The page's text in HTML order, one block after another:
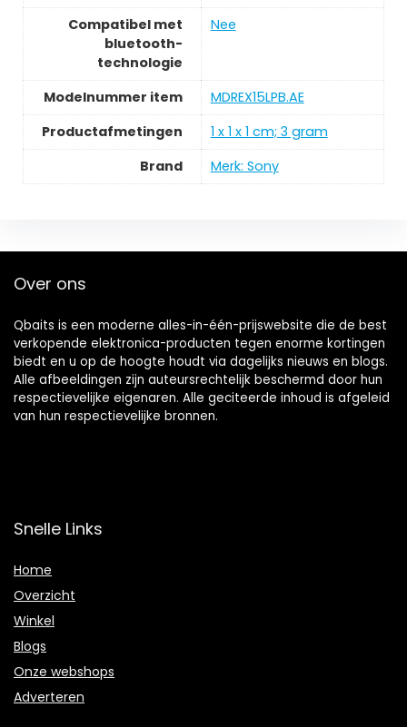
Compatibel met
bluetooth-
technologie
Nee
Modelnummer item
MDREX15LPB.AE
Productafmetingen
1 x 1 x 1 cm; 3 gram
Brand
Merk: Sony
Over ons
Qbaits is een moderne alles-in-één-prijswebsite die de best
verkopende elektronica-producten tegen enorme kortingen
biedt en u op de hoogte houdt via dagelijks nieuws en blogs.
Alle afbeeldingen zijn auteursrechtelijk beschermd door hun
respectievelijke eigenaren. Alle geciteerde inhoud is afgeleid
van hun respectievelijke bronnen.
Snelle Links
Home
Overzicht
Winkel
Blogs
Onze webshops
Adverteren